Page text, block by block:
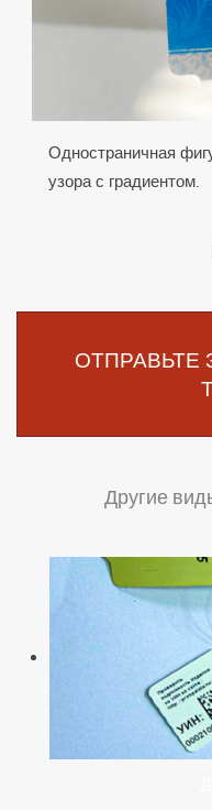
Одностраничная
узора с градиентом.
ОТПРАВЬТЕ
Другие